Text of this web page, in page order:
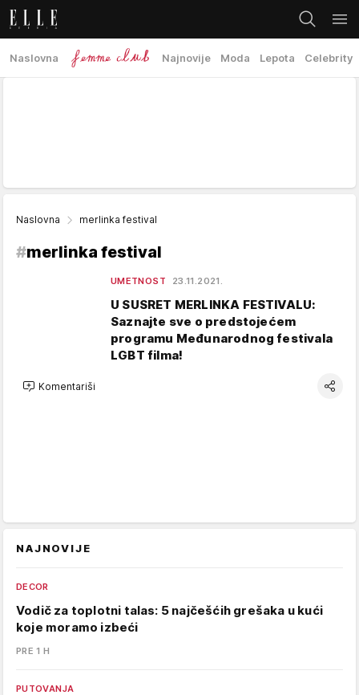
Naslovna Najnovije Moda Lepota Celebrity
Naslovna merlinka festival
#merlinka festival
UMETNOST 23.11.2021.
U SUSRET MERLINKA FESTIVALU:
Saznajte sve o predstojećem
programu Međunarodnog festivala
LGBT filma!
Komentariši
NAJNOVIJE
DECOR
Vodič za toplotni talas: 5 najčešćih grešaka u kući
koje moramo izbeći
PRE 1 H
PUTOVANJA